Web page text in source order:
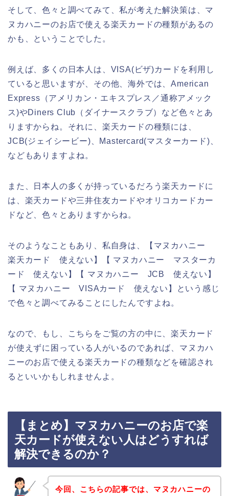
そして、色々と調べてみて、私が考えた解決策は、マ
ヌカハニーのお店で使える楽天カードの種類があるの
かも、ということでした。
例えば、多くの日本人は、VISA(ビザ)カードを利用し
ていると思いますが、その他、海外では、American
Express（アメリカン・エキスプレス／通称アメック
ス)やDiners Club（ダイナースクラブ）など色々とあ
りますからね。それに、楽天カードの種類には、
JCB(ジェイシービー)、Mastercard(マスターカード)、
などもありますよね。
また、日本人の多くが持っているだろう楽天カードに
は、楽天カードや三井住友カードやオリコカードカー
ドなど、色々とありますからね。
そのようなこともあり、私自身は、【マヌカハニー
楽天カード 使えない】【 マヌカハニー マスターカ
ード 使えない】【 マヌカハニー JCB 使えない】
【 マヌカハニー VISAカード 使えない】という感じ
で色々と調べてみることにしたんですよね。
なので、もし、こちらをご覧の方の中に、楽天カード
が使えずに困っている人がいるのであれば、マヌカハ
ニーのお店で使える楽天カードの種類などを確認され
るといいかもしれませんよ。
【まとめ】マヌカハニーのお店で楽
天カードが使えない人はどうすれば
解決できるのか？
今回、こちらの記事では、マヌカハニーの